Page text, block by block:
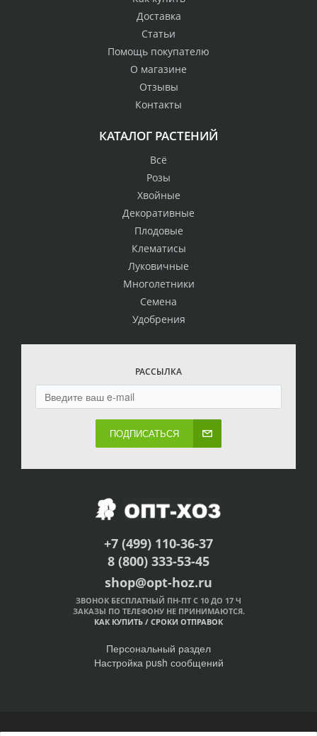
Доставка
Статьи
Помощь покупателю
О магазине
Отзывы
Контакты
КАТАЛОГ РАСТЕНИЙ
Всё
Розы
Хвойные
Декоративные
Плодовые
Клематисы
Луковичные
Многолетники
Семена
Удобрения
РАССЫЛКА
ПОДПИСАТЬСЯ
+7 (499) 110-36-37
8 (800) 333-53-45
shop@opt-hoz.ru
ЗВОНОК БЕСПЛАТНЫЙ ПН-ПТ С 10 ДО 17 Ч
ЗАКАЗЫ ПО ТЕЛЕФОНУ НЕ ПРИНИМАЮТСЯ.
КАК КУПИТЬ / СРОКИ ОТПРАВОК
Персональный раздел
Настройка push сообщений